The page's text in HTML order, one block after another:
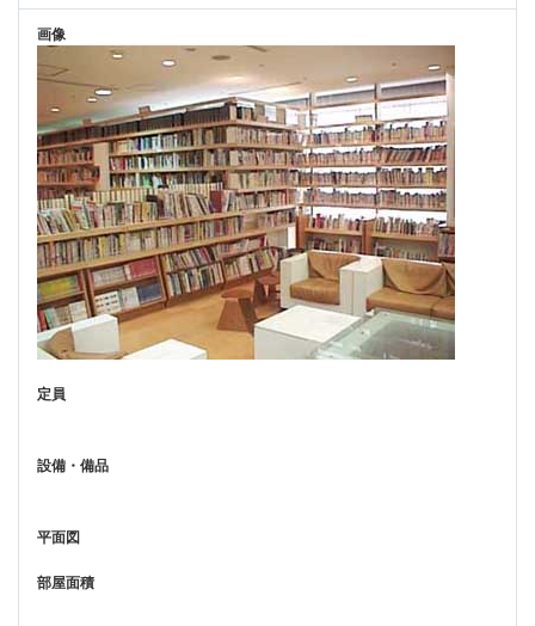
画像
定員
設備・備品
平面図
部屋面積